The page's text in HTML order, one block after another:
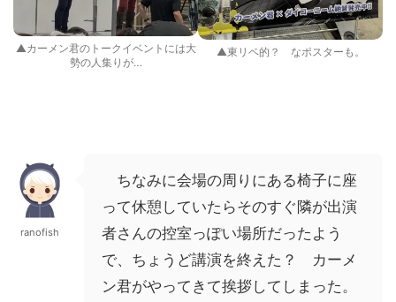
▲カーメン君のトークイベントには大
勢の人集りが…
▲東リベ的？ なポスターも。
ranofish
ちなみに会場の周りにある椅子に座
って休憩していたらそのすぐ隣が出演
者さんの控室っぽい場所だったよう
で、ちょうど講演を終えた？ カーメ
ン君がやってきて挨拶してしまった。